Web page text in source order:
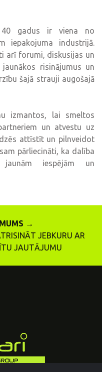
40 gadus ir viena no
iepakojuma industrijā.
arī forumi, diskusijas un
risinājumus un
šajā strauji augošajā
izmantos, lai smeltos
un atvestu uz
attīstīt un pilnveidot
pārliecināti, ka dalība
jaunām iespējām un
→
JEBKURU AR
JAUTĀJUMU